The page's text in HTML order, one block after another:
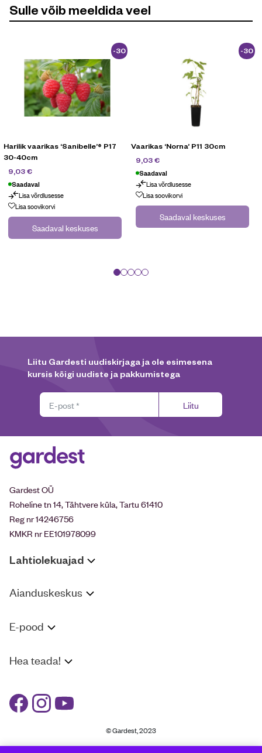
Sulle võib meeldida veel
-30
%
Harilik vaarikas ‘Sanibelle’® P17
30-40cm
9,03€
Saadaval
Lisa võrdlusesse
Lisa soovikorvi
Saadaval keskuses
-30
%
Vaarikas ‘Norna’ P11 30cm
9,03€
Saadaval
Lisa võrdlusesse
Lisa soovikorvi
Saadaval keskuses
Liitu Gardesti uudiskirjaga ja ole esimesena
kursis kõigi uudiste ja pakkumistega
Liitu
Gardest OÜ
Roheline tn 14, Tähtvere küla, Tartu 61410
Reg nr 14246756
KMKR nr EE101978099
Lahtiolekuajad
Aianduskeskus
E-pood
Hea teada!
© Gardest, 2023